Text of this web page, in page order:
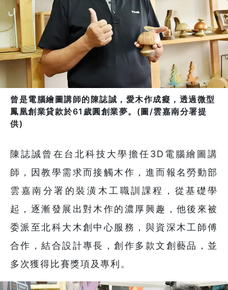
曾是電腦繪圖講師的陳誌誠，愛木作成癡，透過微型
鳳凰創業貸款於61歲圓創業夢。(圖/雲嘉南分署提
供)
陳誌誠曾在台北科技大學擔任3D電腦繪圖講
師，因教學需求而接觸木作，進而報名勞動部
雲嘉南分署的裝潢木工職訓課程，從基礎學
起，逐漸發展出對木作的濃厚興趣，他後來被
委派至北科大木創中心服務，與資深木工師傅
合作，結合設計專長，創作多款文創藝品，並
多次獲得比賽獎項及專利。